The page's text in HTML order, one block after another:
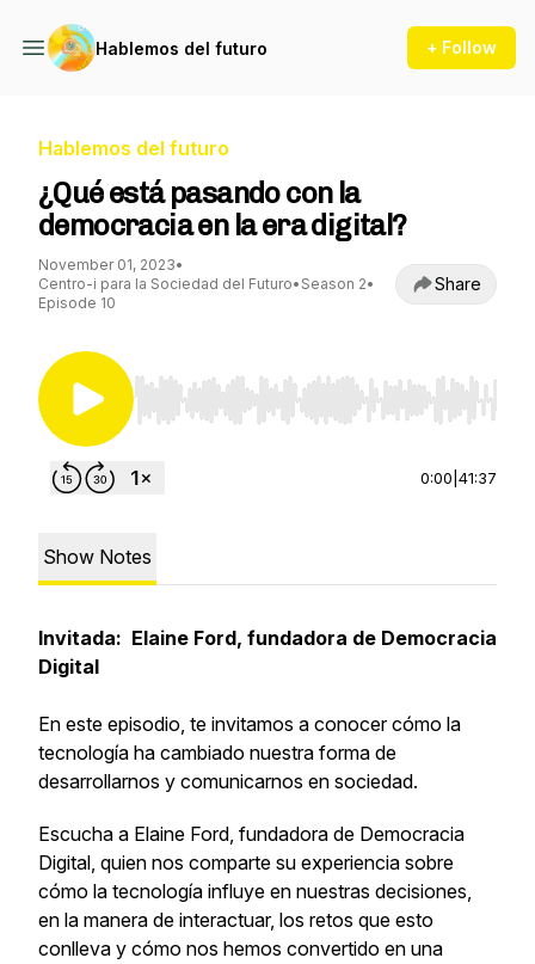
Hablemos del futuro + Follow
Hablemos del futuro
¿Qué está pasando con la
democracia en la era digital?
November 01, 2023•
Centro-i para la Sociedad del Futuro• Season 2•
Episode 10
Share
Use Left/Right to seek, Home/End to jump to
0:00 41:37
Show Notes
Invitada: Elaine Ford, fundadora de Democracia
Digital
En este episodio, te invitamos a conocer cómo la
tecnología ha cambiado nuestra forma de
desarrollarnos y comunicarnos en sociedad.
Escucha a Elaine Ford, fundadora de Democracia
Digital, quien nos comparte su experiencia sobre
cómo la tecnología influye en nuestras decisiones,
en la manera de interactuar, los retos que esto
conlleva y cómo nos hemos convertido en una